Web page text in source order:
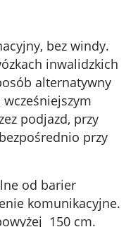
bez windy.
inwalidzkich
alternatywny
podjazd, przy
przy
od barier
komunikacyjne.
150 cm.